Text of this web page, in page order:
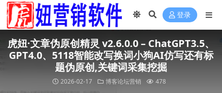
登录
虎妞·文章伪原创精灵 v2.6.0.0 – ChatGPT3.5、
GPT4.0、5118智能改写换词小狗AI仿写还有标
题伪原创,关键词采集挖掘
2026-02-17 博客论坛营销 478